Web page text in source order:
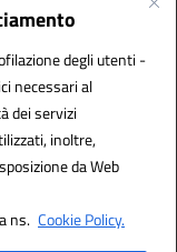
degli utenti -
necessari al
dei servizi
inoltre,
da Web
ns. Cookie Policy.
S.r.l.
Italia